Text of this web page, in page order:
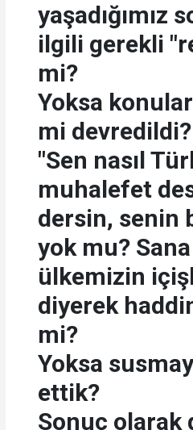
yaşadığımız
ilgili gerekli
mi?
Yoksa
mi devredildi?
"Sen nasıl
muhalefet
dersin, senin
yok mu?
ülkemizin
diyerek
mi?
Yoksa
ettik?
Sonuç olarak